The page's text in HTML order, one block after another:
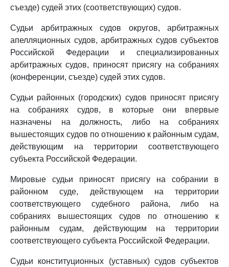
съезде) судей этих (соответствующих) судов.
Судьи арбитражных судов округов, арбитражных
апелляционных судов, арбитражных судов субъектов
Российской Федерации и специализированных
арбитражных судов, приносят присягу на собраниях
(конференции, съезде) судей этих судов.
Судьи районных (городских) судов приносят присягу
на собраниях судов, в которые они впервые
назначены на должность, либо на собраниях
вышестоящих судов по отношению к районным судам,
действующим на территории соответствующего
субъекта Российской Федерации.
Мировые судьи приносят присягу на собрании в
районном суде, действующем на территории
соответствующего судебного района, либо на
собраниях вышестоящих судов по отношению к
районным судам, действующим на территории
соответствующего субъекта Российской Федерации.
Судьи конституционных (уставных) судов субъектов